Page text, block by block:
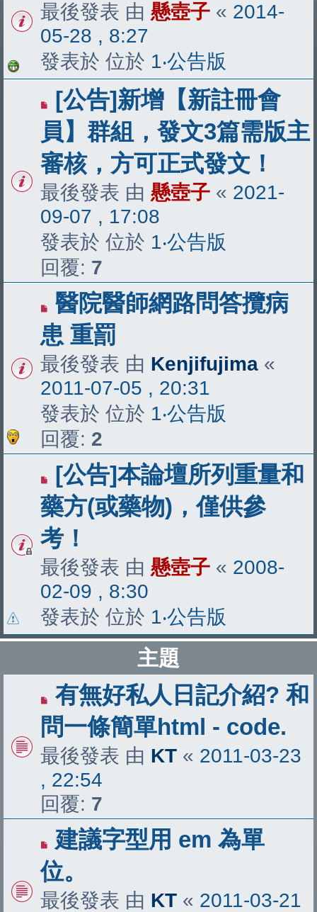
最後發表 由 懸壺子 « 2014-
05-28 , 8:27
發表於 位於 1‧公告版
[公告]新增【新註冊會
員】群組，發文3篇需版主
審核，方可正式發文！
最後發表 由 懸壺子 « 2021-
09-07 , 17:08
發表於 位於 1‧公告版
回覆: 7
醫院醫師網路問答攬病
患 重罰
最後發表 由 Kenjifujima «
2011-07-05 , 20:31
發表於 位於 1‧公告版
回覆: 2
[公告]本論壇所列重量和
藥方(或藥物)，僅供參
考！
最後發表 由 懸壺子 « 2008-
02-09 , 8:30
發表於 位於 1‧公告版
主題
有無好私人日記介紹? 和
問一條簡單html - code.
最後發表 由 KT « 2011-03-23
, 22:54
回覆: 7
建議字型用 em 為單
位。
最後發表 由 KT « 2011-03-21